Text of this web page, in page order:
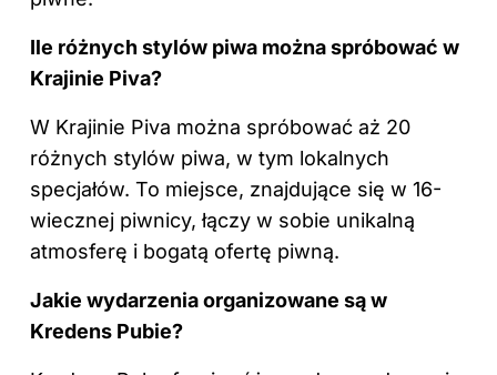
Ile różnych stylów piwa można spróbować w
Krajinie Piva?
W Krajinie Piva można spróbować aż 20
różnych stylów piwa, w tym lokalnych
specjałów. To miejsce, znajdujące się w 16-
wiecznej piwnicy, łączy w sobie unikalną
atmosferę i bogatą ofertę piwną.
Jakie wydarzenia organizowane są w
Kredens Pubie?